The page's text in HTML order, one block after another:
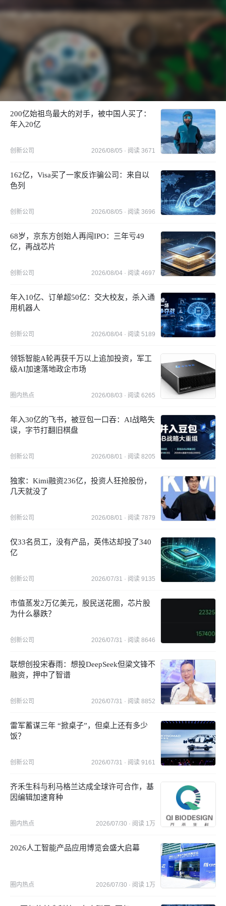
200亿始祖鸟最大的对手，被中国人买了：
年入20亿
创新公司 2026/08/05 · 阅读 3671
162亿，Visa买了一家反诈骗公司：来自以
色列
创新公司 2026/08/05 · 阅读 3696
68岁，京东方创始人再闯IPO：三年亏49
亿，再战芯片
创新公司 2026/08/04 · 阅读 4697
年入10亿、订单超50亿：交大校友，杀入通
用机器人
创新公司 2026/08/04 · 阅读 5189
领铄智能A轮再获千万以上追加投资，军工
级AI加速落地政企市场
圈内热点 2026/08/03 · 阅读 6265
年入30亿的飞书，被豆包一口吞：AI战略失
误，字节打翻旧棋盘
创新公司 2026/08/01 · 阅读 8205
独家：Kimi融资236亿，投资人狂抢股份，
几天就没了
创新公司 2026/08/01 · 阅读 7879
仅33名员工，没有产品，英伟达却投了340
亿
创新公司 2026/07/31 · 阅读 9135
市值蒸发2万亿美元，股民送花圈，芯片股
为什么暴跌？
创新公司 2026/07/31 · 阅读 8646
联想创投宋春雨：想投DeepSeek但梁文锋不
融资，押中了智谱
创新公司 2026/07/31 · 阅读 8852
雷军蓄谋三年 “掀桌子”，但桌上还有多少
饭？
创新公司 2026/07/31 · 阅读 9161
齐禾生科与利马格兰达成全球许可合作，基
因编辑加速育种
圈内热点 2026/07/30 · 阅读 1万
2026人工智能产品应用博览会盛大启幕
圈内热点 2026/07/30 · 阅读 1万